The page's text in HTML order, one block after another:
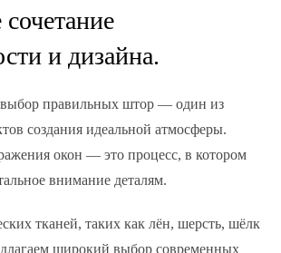
и дизайна.
правильных штор — один из
создания идеальной атмосферы.
окон — это процесс, в котором
внимание деталям.
тканей, таких как лён, шерсть, шёлк
широкий выбор современных